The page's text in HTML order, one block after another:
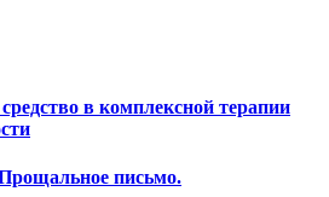
в комплексной терапии
письмо.